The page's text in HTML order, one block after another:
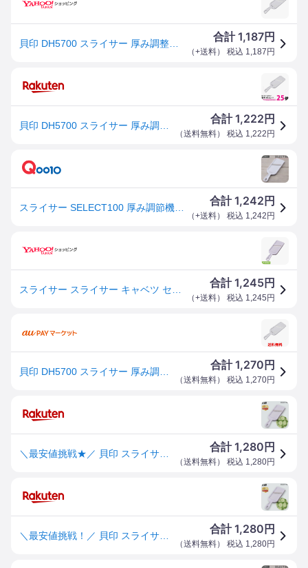
合計1,187円
（+送料） 税込 1,187 円
合計1,222 円
（送料無料） 税込 1,222 円
合計1,242 円
（+送料） 税込 1,242 円
合計1,245円
（+送料） 税込 1,245 円
合計1,270 円
（送料無料） 税込 1,270円
合計1,280 円
（送料無料） 税込 1,280円
合計1,280 円
（送料無料） 税込 1,280円